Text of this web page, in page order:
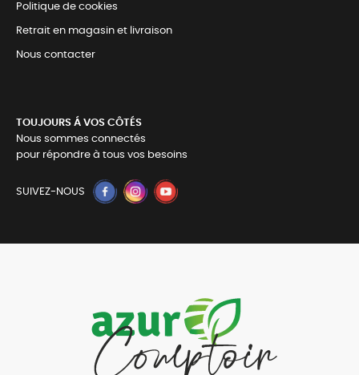
Politique de cookies
Retrait en magasin et livraison
Nous contacter
TOUJOURS Á VOS CÔTÉS
Nous sommes connectés
pour répondre à tous vos besoins
SUIVEZ-NOUS